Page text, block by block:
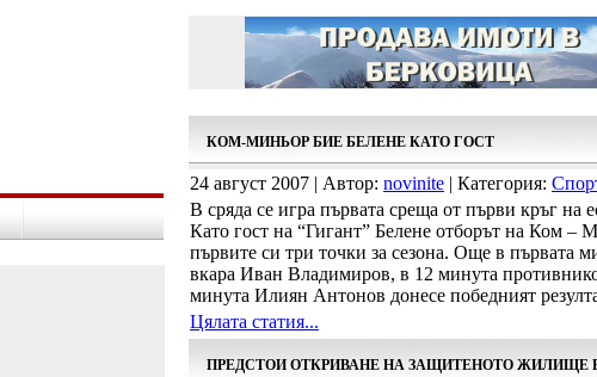
КОМ-МИНЬОР БИЕ БЕЛЕНЕ КАТО ГОСТ
24 август 2007 | Автор: novinite | Категория:
В сряда се игра първата среща от първи кръг на
Като гост на “Гигант” Белене отборът на Ком –
първите си три точки за сезона. Още в първата
вкара Иван Владимиров, в 12 минута
минута Илиян Антонов донесе победният
Цялата статия...
ПРЕДСТОИ ОТКРИВАНЕ НА ЗАЩИТЕНОТО ЖИЛИЩЕ